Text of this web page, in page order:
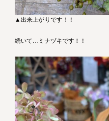
▲出来上がりです！！
続いて…ミナヅキです！！